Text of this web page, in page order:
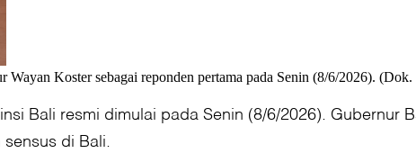
Wayan Koster sebagai reponden pertama pada Senin (8/6/2026).
Bali resmi dimulai pada Senin (8/6/2026).
di Bali.